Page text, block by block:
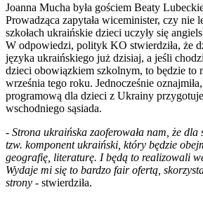
Joanna Mucha była gościem Beaty
Prowadząca zapytała wiceminister, czy nie
szkołach ukraińskie dzieci uczyły się
W odpowiedzi, polityk KO stwierdziła, że
języka ukraińskiego już dzisiaj, a jeśli
dzieci obowiązkiem szkolnym, to będzie to
września tego roku. Jednocześnie
programową dla dzieci z Ukrainy
wschodniego sąsiada.
- Strona ukraińska zaoferowała nam, że
tzw. komponent ukraiński, który będzie
geografię, literaturę. I będą to realizowali
Wydaje mi się to bardzo fair ofertą,
strony - stwierdziła.